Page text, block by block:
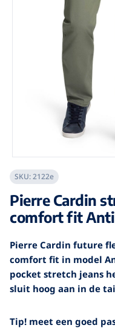
SKU:2122e
Pierre Cardin
comfort fit
Pierre Cardin future
comfort fit in model
pocket stretch jeans
sluit hoog aan in de
Tip! meet een goed